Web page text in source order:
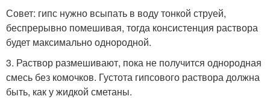
Совет: гипс нужно всыпать в воду тонкой струей,
беспрерывно помешивая, тогда консистенция раствора
будет максимально однородной.
3. Раствор размешивают, пока не получится однородная
смесь без комочков. Густота гипсового раствора должна
быть, как у жидкой сметаны.